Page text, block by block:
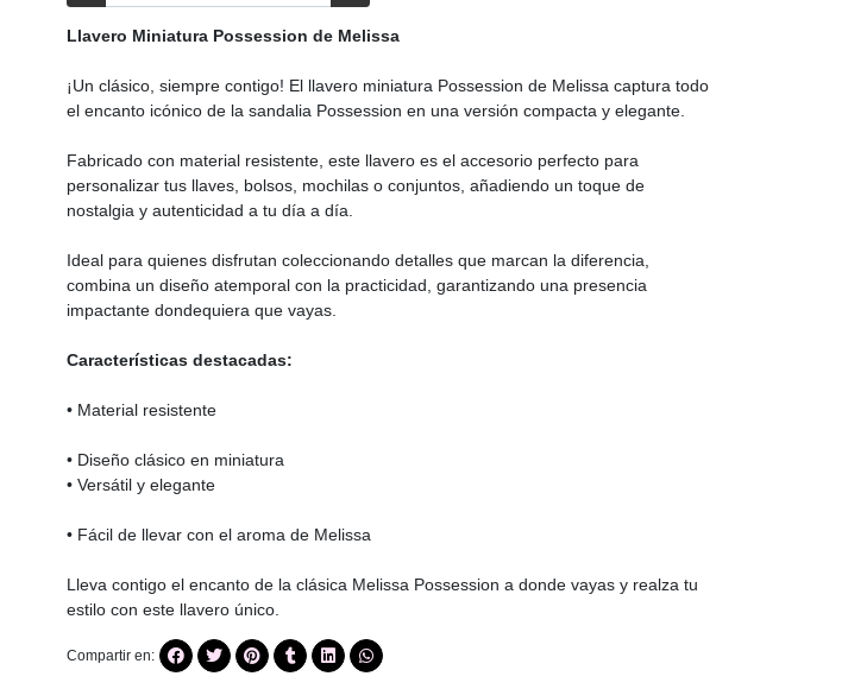
Llavero Miniatura Possession de Melissa
¡Un clásico, siempre contigo! El llavero miniatura Possession de Melissa captura todo
el encanto icónico de la sandalia Possession en una versión compacta y elegante.
Fabricado con material resistente, este llavero es el accesorio perfecto para
personalizar tus llaves, bolsos, mochilas o conjuntos, añadiendo un toque de
nostalgia y autenticidad a tu día a día.
Ideal para quienes disfrutan coleccionando detalles que marcan la diferencia,
combina un diseño atemporal con la practicidad, garantizando una presencia
impactante dondequiera que vayas.
Características destacadas:
• Material resistente
• Diseño clásico en miniatura
• Versátil y elegante
• Fácil de llevar con el aroma de Melissa
Lleva contigo el encanto de la clásica Melissa Possession a donde vayas y realza tu
estilo con este llavero único.
Compartir en: